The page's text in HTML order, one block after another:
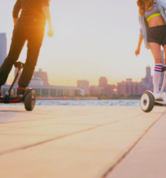
Bereik
Actieradius
Tot 22 km
Machineparameters